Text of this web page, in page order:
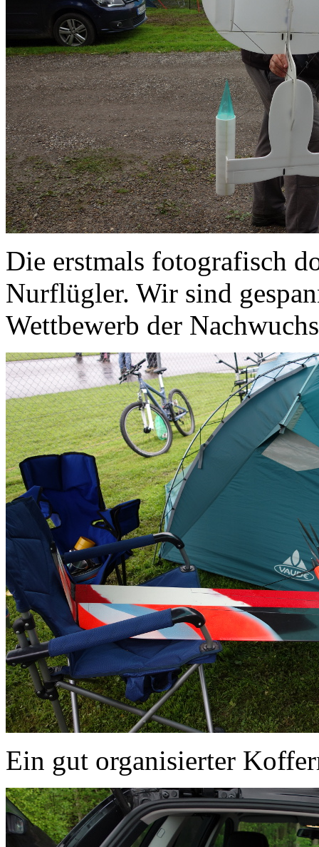
Die erstmals fotografisch
Nurflügler. Wir sind
Wettbewerb der
Ein gut organisierter